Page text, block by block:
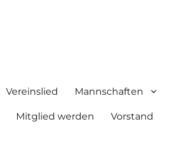
Vereinslied Mannschaften
Mitglied werden Vorstand